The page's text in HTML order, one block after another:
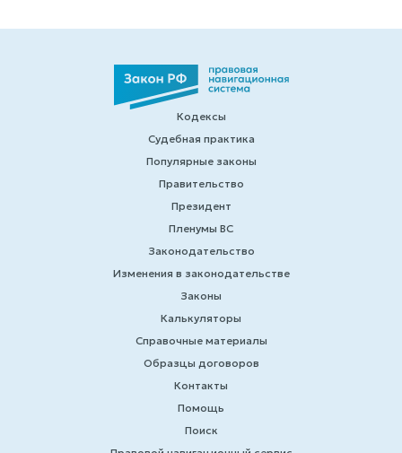
Кодексы
Судебная практика
Популярные законы
Правительство
Президент
Пленумы ВС
Законодательство
Изменения в законодательстве
Законы
Калькуляторы
Справочные материалы
Образцы договоров
Контакты
Помощь
Поиск